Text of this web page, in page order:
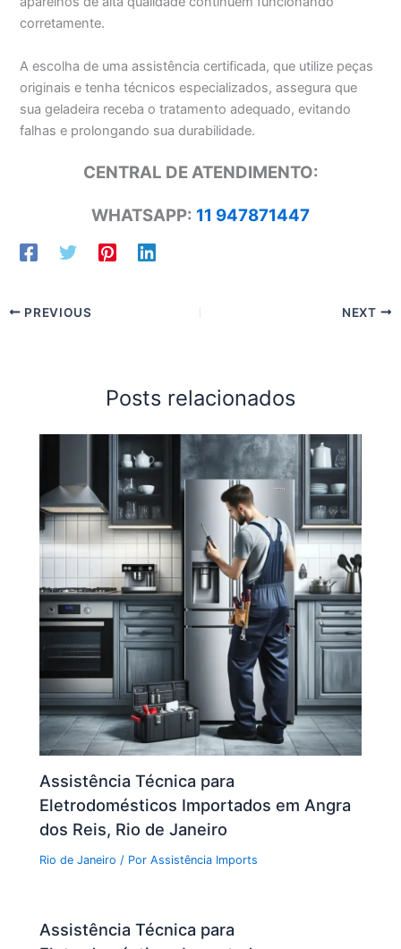
corretamente.
A escolha de uma assistência certificada, que utilize peças
originais e tenha técnicos especializados, assegura que
sua geladeira receba o tratamento adequado, evitando
falhas e prolongando sua durabilidade.
CENTRAL DE ATENDIMENTO:
WHATSAPP: 11 947871447
PREVIOUS NEXT
Posts relacionados
Assistência Técnica para
Eletrodomésticos Importados em Angra
dos Reis, Rio de Janeiro
Rio de Janeiro / PorAssistência Imports
Assistência Técnica para